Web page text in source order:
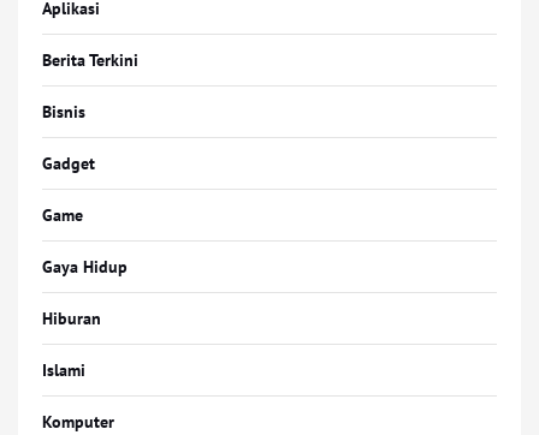
Aplikasi
Berita Terkini
Bisnis
Gadget
Game
Gaya Hidup
Hiburan
Islami
Komputer